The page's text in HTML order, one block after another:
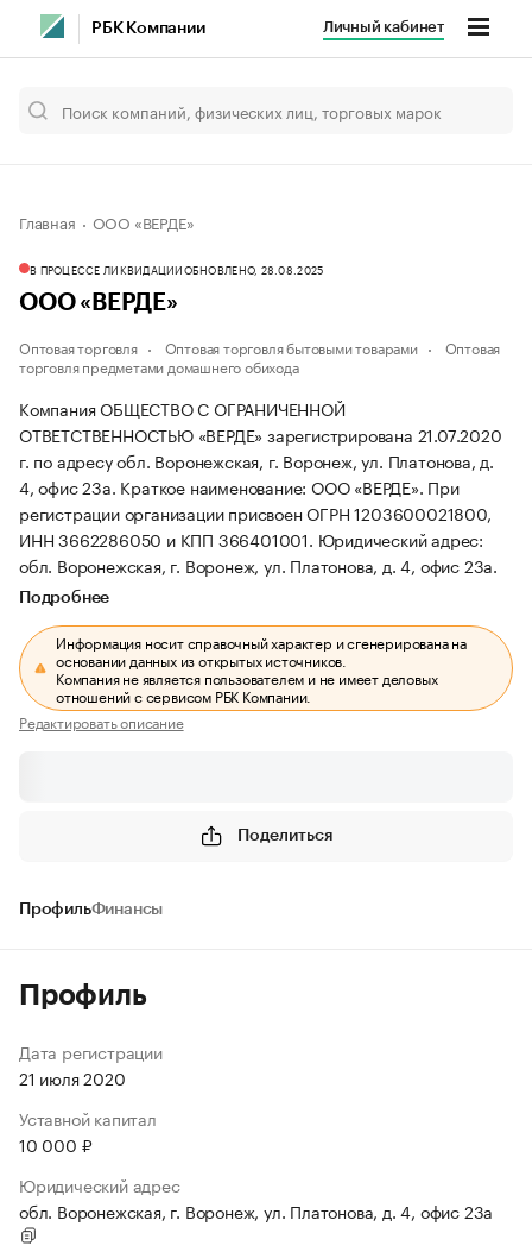
РБК Компании Личный кабинет
Главная ООО «ВЕРДЕ»
В ПРОЦЕССЕ ЛИКВИДАЦИИОБНОВЛЕНО, 28.08.2025
ООО «ВЕРДЕ»
Оптовая торговля Оптовая торговля бытовыми товарами
Оптовая
торговля предметами домашнего обихода
Компания ОБЩЕСТВО С ОГРАНИЧЕННОЙ
ОТВЕТСТВЕННОСТЬЮ «ВЕРДЕ» зарегистрирована 21.07.2020
г. по адресу обл. Воронежская, г. Воронеж, ул. Платонова, д.
4, офис 23а. Краткое наименование: ООО «ВЕРДЕ». При
регистрации организации присвоен ОГРН 1203600021800,
ИНН 3662286050 и КПП 366401001. Юридический адрес:
обл. Воронежская, г. Воронеж, ул. Платонова, д. 4, офис 23а.
Подробнее
Информация носит справочный характер и сгенерирована на
основании данных из открытых источников.
Компания не является пользователем и не имеет деловых
отношений с сервисом РБК Компании.
Редактировать описание
Поделиться
ПрофильФинансы
Профиль
Дата регистрации
21 июля 2020
Уставной капитал
10 000 ₽
Юридический адрес
обл. Воронежская, г. Воронеж, ул. Платонова, д. 4, офис 23а